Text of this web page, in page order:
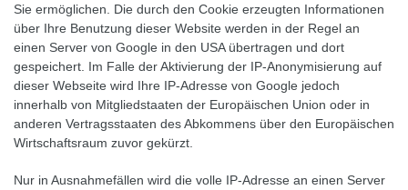
Sie ermöglichen. Die durch den Cookie erzeugten Informationen
über Ihre Benutzung dieser Website werden in der Regel an
einen Server von Google in den USA übertragen und dort
gespeichert. Im Falle der Aktivierung der IP-Anonymisierung auf
dieser Webseite wird Ihre IP-Adresse von Google jedoch
innerhalb von Mitgliedstaaten der Europäischen Union oder in
anderen Vertragsstaaten des Abkommens über den Europäischen
Wirtschaftsraum zuvor gekürzt.
Nur in Ausnahmefällen wird die volle IP-Adresse an einen Server